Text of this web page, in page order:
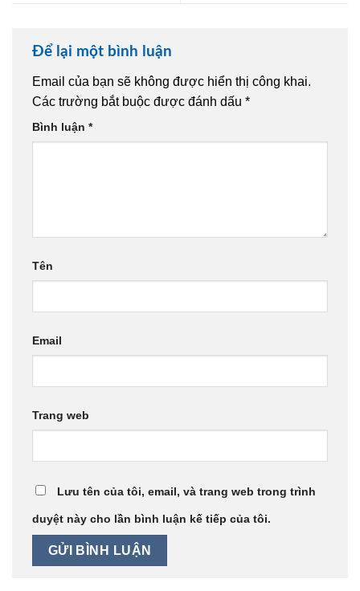
Để lại một bình luận
Email của bạn sẽ không được hiển thị công khai.
Các trường bắt buộc được đánh dấu *
Bình luận *
Tên
Email
Trang web
Lưu tên của tôi, email, và trang web trong trình
duyệt này cho lần bình luận kế tiếp của tôi.